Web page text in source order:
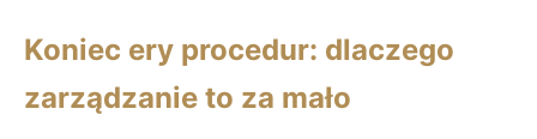
Koniec ery procedur: dlaczego
zarządzanie to za mało